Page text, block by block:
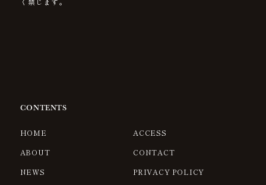
CONTENTS
HOME
ABOUT
NEWS
ACCESS
CONTACT
PRIVACY POLICY